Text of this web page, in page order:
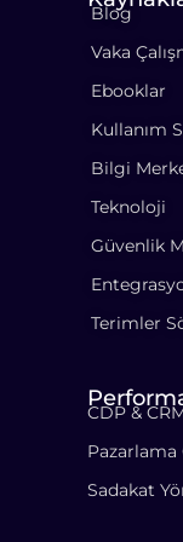
Blog
Vaka
Ebooklar
Kullanım
Bilgi
Teknoloji
Güvenlik
Terimler
CDP &
Sadakat